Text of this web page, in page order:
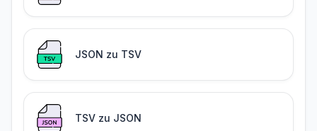
JSON zu TSV
TSV zu JSON